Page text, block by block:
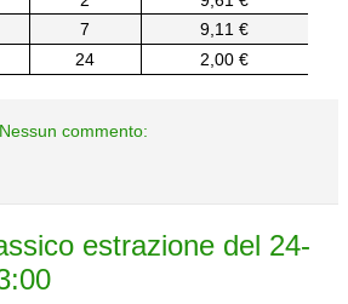
7
9,11 €
24 2,00 €
Nessun commento:
estrazione del 24-